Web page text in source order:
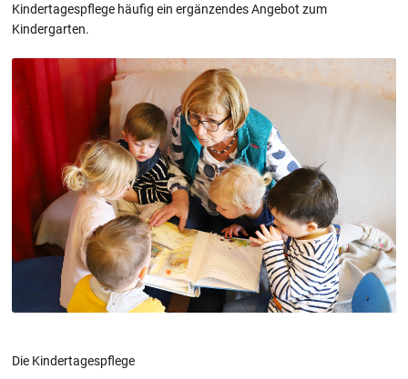
Kindertagespflege häufig ein ergänzendes Angebot zum
Kindergarten.
Die Kindertagespflege